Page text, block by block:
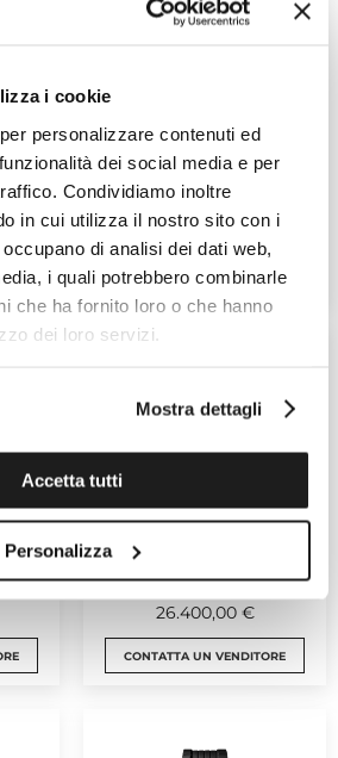
i cookie
personalizzare contenuti ed
dei social media e per
Condividiamo inoltre
in cui utilizza il nostro sito con i
di analisi dei dati web,
i quali potrebbero combinarle
che ha fornito loro o che hanno
dei loro servizi.
Mostra dettagli
Accetta tutti
Personalizza
BREGUET
Marine
Ref. 5547BR/12/RZ0
83.300,00 €
CONTATTA UN VENDITORE
Ref. 5527TI/G2/9WV
26.400,00 €
CONTATTA UN VENDITORE